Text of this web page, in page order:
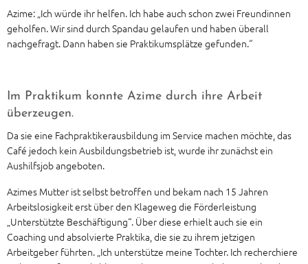
Azime: „Ich würde ihr helfen. Ich habe auch schon zwei Freundinnen
geholfen. Wir sind durch Spandau gelaufen und haben überall
nachgefragt. Dann haben sie Praktikumsplätze gefunden.“
Im Praktikum konnte Azime durch ihre Arbeit
überzeugen.
Da sie eine Fachpraktikerausbildung im Service machen möchte, das
Café jedoch kein Ausbildungsbetrieb ist, wurde ihr zunächst ein
Aushilfsjob angeboten.
Azimes Mutter ist selbst betroffen und bekam nach 15 Jahren
Arbeitslosigkeit erst über den Klageweg die Förderleistung
„Unterstützte Beschäftigung“. Über diese erhielt auch sie ein
Coaching und absolvierte Praktika, die sie zu ihrem jetzigen
Arbeitgeber führten. „Ich unterstütze meine Tochter. Ich recherchiere